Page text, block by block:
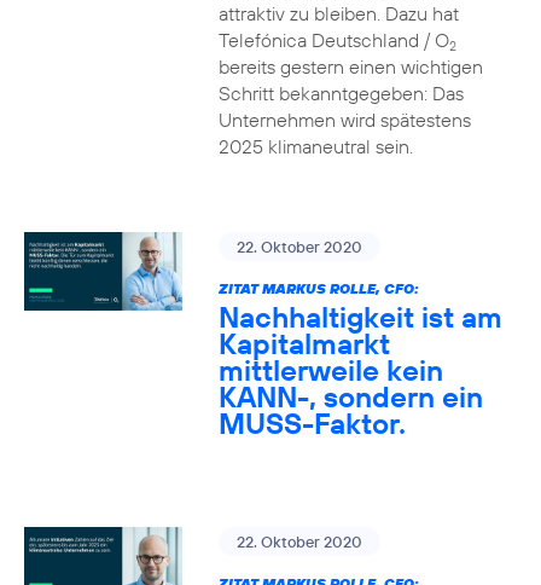
attraktiv zu bleiben. Dazu hat
Telefónica Deutschland / O2
bereits gestern einen wichtigen
Schritt bekanntgegeben: Das
Unternehmen wird spätestens
2025 klimaneutral sein.
22. Oktober 2020
ZITAT MARKUS ROLLE, CFO:
Nachhaltigkeit ist am
Kapitalmarkt
mittlerweile kein
KANN-, sondern ein
MUSS-Faktor.
22. Oktober 2020